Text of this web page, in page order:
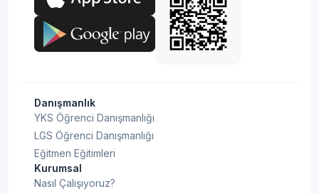
Danışmanlık
YKS Öğrenci Danışmanlığı
LGS Öğrenci Danışmanlığı
Eğitmen Eğitimleri
Kurumsal
Nasıl Çalışıyoruz?